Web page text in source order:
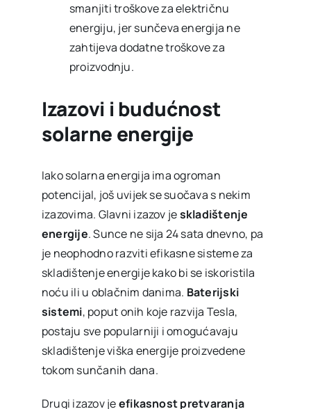
smanjiti troškove za električnu
energiju, jer sunčeva energija ne
zahtijeva dodatne troškove za
proizvodnju.
Izazovi i budućnost
solarne energije
Iako solarna energija ima ogroman
potencijal, još uvijek se suočava s nekim
izazovima. Glavni izazov jeskladištenje
energije. Sunce ne sija 24 sata dnevno, pa
je neophodno razviti efikasne sisteme za
skladištenje energije kako bi se iskoristila
noću ili u oblačnim danima. Baterijski
sistemi, poput onih koje razvija Tesla,
postaju sve popularniji i omogućavaju
skladištenje viška energije proizvedene
tokom sunčanih dana.
Drugi izazov jeefikasnost pretvaranja